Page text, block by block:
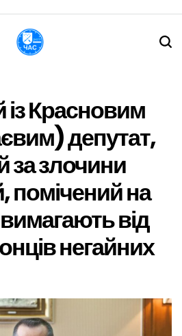
із Красновим
депутат,
за злочини
помічений на
від
негайних